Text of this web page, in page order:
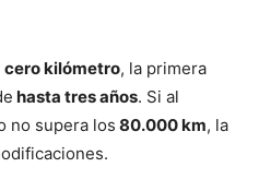
cero kilómetro, la primera
hasta tres años. Si al
no supera los 80.000 km, la